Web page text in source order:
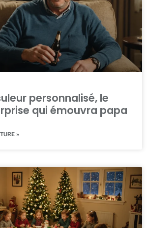
personnalisé, le
qui émouvra papa
»